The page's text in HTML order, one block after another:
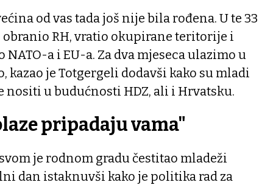
od vas tada još nije bila rođena. U te 33
obranio RH, vratio okupirane teritorije i
a i EU-a. Za dva mjeseca ulazimo u
kazao je Totgergeli dodavši kako su mladi
nositi u budućnosti HDZ, ali i Hrvatsku.
pripadaju vama"
je rodnom gradu čestitao mladeži
dan istaknuvši kako je politika rad za